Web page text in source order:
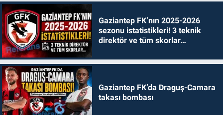
Gaziantep FK’nın 2025-2026
sezonu istatistikleri! 3 teknik
direktör ve tüm skorlar…
Gaziantep FK’da Draguş-Camara
takası bombası